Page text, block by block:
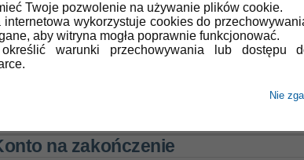
Twoje pozwolenie na używanie plików cookie.
internetowa wykorzystuje cookies do
aby witryna mogła poprawnie funkcjonować.
określić warunki przechowywania lub
Nie
na zakończenie